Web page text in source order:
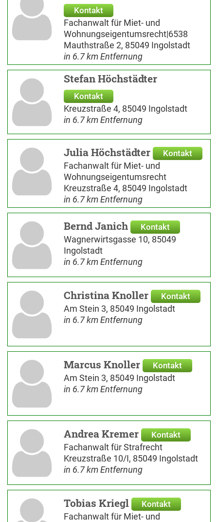
Kontakt
Fachanwalt für Miet- und
Wohnungseigentumsrecht|6538
Mauthstraße 2, 85049 Ingolstadt
in 6.7 km Entfernung
Stefan Höchstädter
Kontakt
Kreuzstraße 4, 85049 Ingolstadt
in 6.7 km Entfernung
Julia Höchstädter Kontakt
Fachanwalt für Miet- und
Wohnungseigentumsrecht
Kreuzstraße 4, 85049 Ingolstadt
in 6.7 km Entfernung
Bernd Janich Kontakt
Wagnerwirtsgasse 10, 85049
Ingolstadt
in 6.7 km Entfernung
Christina Knoller Kontakt
Am Stein 3, 85049 Ingolstadt
in 6.7 km Entfernung
Marcus Knoller Kontakt
Am Stein 3, 85049 Ingolstadt
in 6.7 km Entfernung
Andrea Kremer Kontakt
Fachanwalt für Strafrecht
Kreuzstraße 10/I, 85049 Ingolstadt
in 6.7 km Entfernung
Tobias Kriegl Kontakt
Fachanwalt für Miet- und